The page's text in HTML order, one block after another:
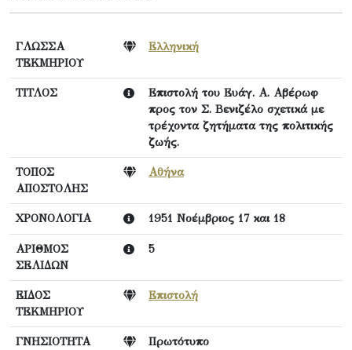
ΓΛΩΣΣΑ
ΤΕΚΜΗΡΙΟΥ
Ελληνική
ΤΙΤΛΟΣ
Επιστολή του Ευάγ. Α. Αβέρωφ
προς τον Σ. Βενιζέλο σχετικά με
τρέχοντα ζητήματα της πολιτικής
ζωής.
ΤΟΠΟΣ
ΑΠΟΣΤΟΛΗΣ
Αθήνα
ΧΡΟΝΟΛΟΓΙΑ 1951 Νοέμβριος 17 και 18
ΑΡΙΘΜΟΣ
ΣΕΛΙΔΩΝ
5
ΕΙΔΟΣ
ΤΕΚΜΗΡΙΟΥ
Επιστολή
ΓΝΗΣΙΟΤΗΤΑ
Πρωτότυπο